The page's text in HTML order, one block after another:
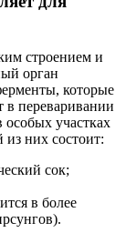
строением и
орган
которые
в переваривании
участках
них состоит:
сок;
в более